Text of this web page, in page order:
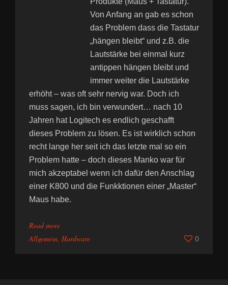
Von Anfang an gab es schon
das Problem dass die Tastatur
„hängen bleibt“ und z.B. die
Lautstärke bei einmal kurz
antippen hängen bleibt und
immer weiter die Lautstärke
erhöht – was oft sehr nervig war. Doch ich
muss sagen, ich bin verwundert… nach 10
Jahren hat Logitech es endlich geschafft
dieses Problem zu lösen. Es ist wirklich schon
recht lange her seit ich das letzte mal so ein
Problem hatte – doch dieses Manko war für
mich akzeptabel wenn ich dafür den Anschlag
einer K800 und die Funkktionen einer „Master“
Maus habe.
Read more
Allgemein Hardware 0